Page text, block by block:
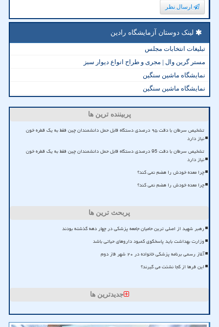
ارسال نظر
لینک دوستان آزمایشگاه رادین
تبلیغات انتخابات مجلس
مستر گرین وال | مجری و طراح انواع دیوار سبز
نمایشگاه ماشین سنگین
نمایشگاه ماشین سنگین
پربیننده ترین ها
تشخیص سرطان با دقت ۹۵ درصدی دستگاه قابل حمل دانشمندان چین فقط به یک قطره خون
نیاز دارد
تشخیص سرطان با دقت 95 درصدی دستگاه قابل حمل دانشمندان چین فقط به یک قطره خون
نیاز دارد
چرا معده خودش را هضم نمی کند؟
چرا معده خودش را هضم نمی کند؟
پربحث ترین ها
رهبر شهید از اصلی ترین حامیان جامعه پزشکی در چهار دهه گذشته بودند
وزارت بهداشت باید پاسخگوی کمبود داروهای حیاتی باشد
آغاز رسمی برنامه پزشکی خانواده در ۲۰ شهر فاز دوم
این فرها از کجا نشئت می گیرند؟
جدیدترین ها